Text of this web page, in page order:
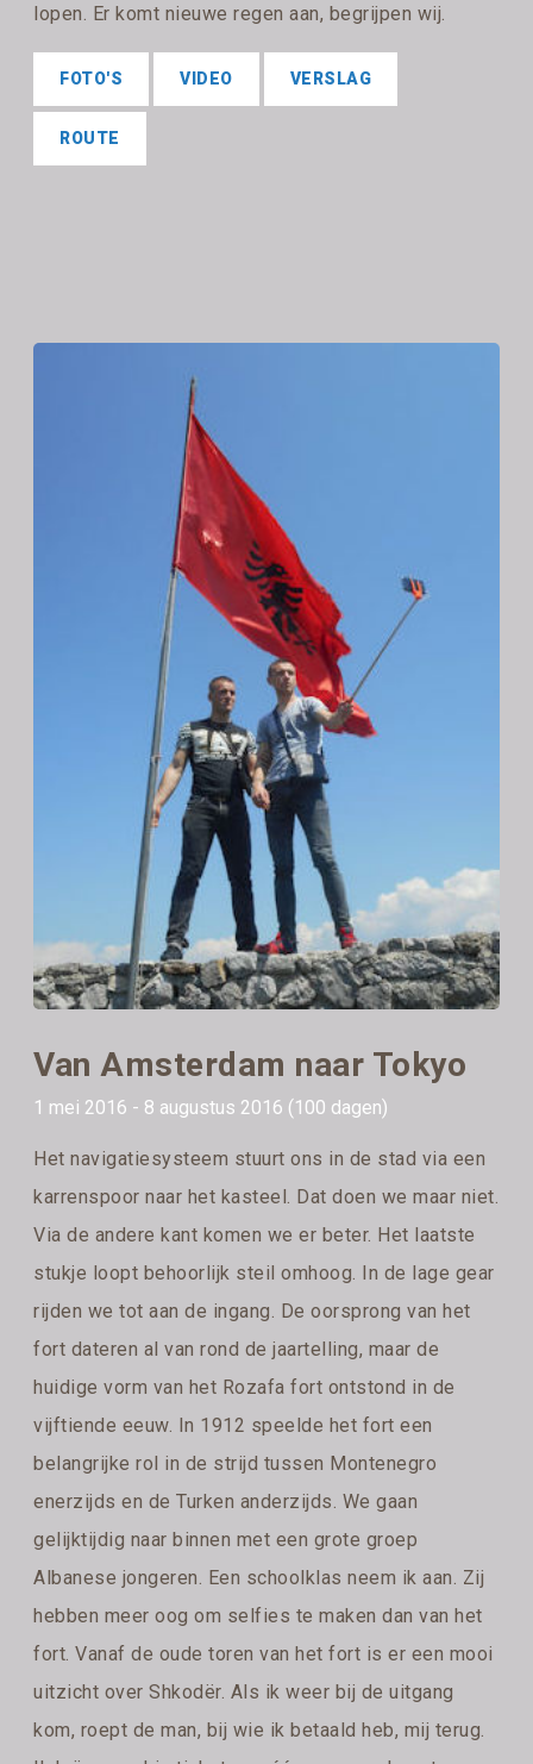
lopen. Er komt nieuwe regen aan, begrijpen wij.
FOTO'S VIDEO VERSLAG
ROUTE
Van Amsterdam naar Tokyo
1 mei 2016 - 8 augustus 2016 (100 dagen)
Het navigatiesysteem stuurt ons in de stad via een
karrenspoor naar het kasteel. Dat doen we maar niet.
Via de andere kant komen we er beter. Het laatste
stukje loopt behoorlijk steil omhoog. In de lage gear
rijden we tot aan de ingang. De oorsprong van het
fort dateren al van rond de jaartelling, maar de
huidige vorm van het Rozafa fort ontstond in de
vijftiende eeuw. In 1912 speelde het fort een
belangrijke rol in de strijd tussen Montenegro
enerzijds en de Turken anderzijds. We gaan
gelijktijdig naar binnen met een grote groep
Albanese jongeren. Een schoolklas neem ik aan. Zij
hebben meer oog om selfies te maken dan van het
fort. Vanaf de oude toren van het fort is er een mooi
uitzicht over Shkodër. Als ik weer bij de uitgang
kom, roept de man, bij wie ik betaald heb, mij terug.